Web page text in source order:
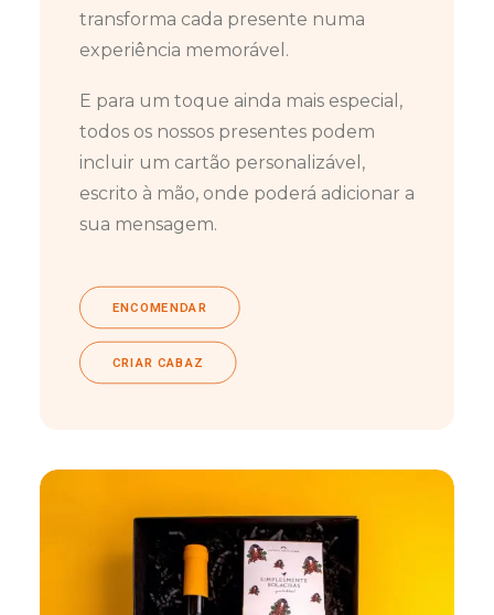
transforma cada presente numa
experiência memorável.
E para um toque ainda mais especial,
todos os nossos presentes podem
incluir um cartão personalizável,
escrito à mão, onde poderá adicionar a
sua mensagem.
ENCOMENDAR
CRIAR CABAZ